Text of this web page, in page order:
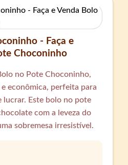
- Faça e
Choconinho
no Pote Choconinho,
econômica, perfeita para
lucrar. Este bolo no pote
com a leveza do
sobremesa irresistível.